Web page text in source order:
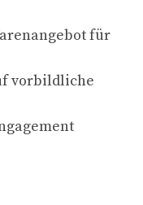
für
vorbildliche